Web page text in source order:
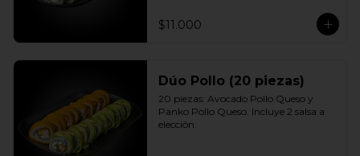
$11.000
Dúo Pollo (20 piezas)
20 piezas: Avocado Pollo Queso y
Panko Pollo Queso. Incluye 2 salsa a
elección.